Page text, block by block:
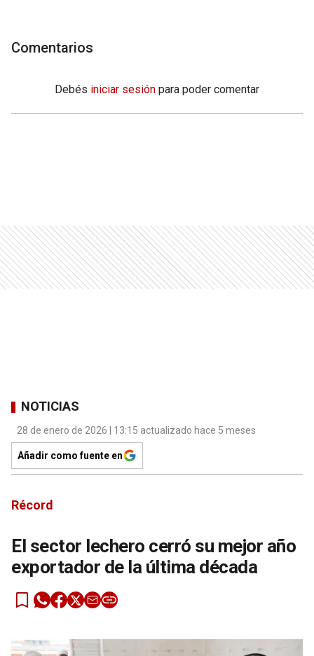
Comentarios
Debés iniciar sesión para poder comentar
NOTICIAS
28 de enero de 2026 | 13:15 actualizado hace 5 meses
Añadir como fuente en
Récord
El sector lechero cerró su mejor año
exportador de la última década